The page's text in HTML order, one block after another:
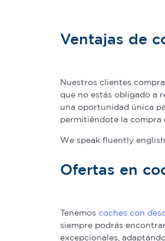
Ventajas de
Nuestros clientes
que no estás obligado a
una oportunidad única
permitiéndote la compra
We speak fluently
Ofertas en
Tenemos coches con
siempre podrás
excepcionales,